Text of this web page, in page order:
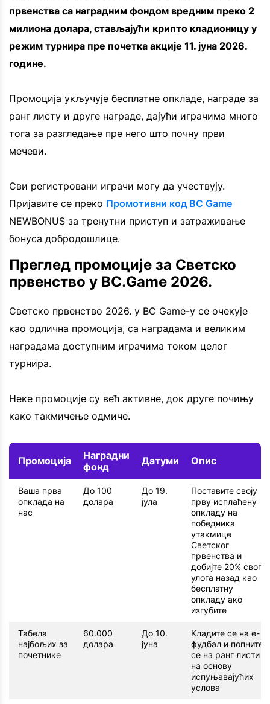
првенства са наградним фондом вредним преко 2
милиона долара, стављајући крипто кладионицу у
режим турнира пре почетка акције 11. јуна 2026.
године.
Промоција укључује бесплатне опкладе, награде за
ранг листу и друге награде, дајући играчима много
тога за разгледање пре него што почну први
мечеви.
Сви регистровани играчи могу да учествују.
Пријавите се преко Промотивни код BC Game
NEWBONUS за тренутни приступ и затраживање
бонуса добродошлице.
Преглед промоције за Светско
првенство у BC.Game 2026.
Светско првенство 2026. у BC Game-у се очекује
као одлична промоција, са наградама и великим
наградама доступним играчима током целог
турнира.
Неке промоције су већ активне, док друге почињу
како такмичење одмиче.
Промоција
Наградни
фонд
Датуми Опис
Ваша прва
опклада на
нас
До 100
долара
До 19.
јула
Поставите своју
прву исплаћену
опкладу на
победника
утакмице
Светског
првенства и
добијте 20% свог
улога назад као
бесплатну
опкладу ако
изгубите
Табела
најбољих за
почетнике
60.000
долара
До 10.
јуна
Кладите се на е-
фудбал и попните
се на ранг листи
на основу
испуњавајућих
услова